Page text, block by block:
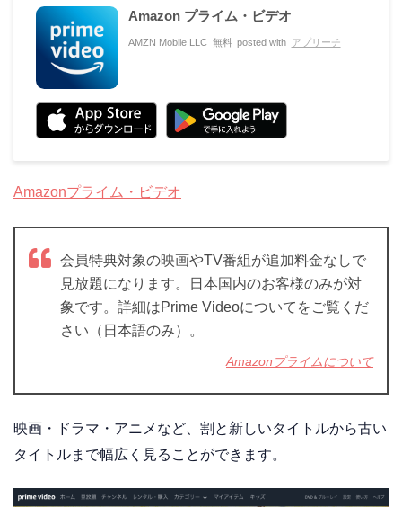
Amazon プライム・ビデオ
AMZN Mobile LLC 無料 posted with アプリーチ
Amazonプライム・ビデオ
会員特典対象の映画やTV番組が追加料金なしで
見放題になります。日本国内のお客様のみが対
象です。詳細はPrime Videoについてをご覧くだ
さい（日本語のみ）。
Amazonプライムについて
映画・ドラマ・アニメなど、割と新しいタイトルから古い
タイトルまで幅広く見ることができます。